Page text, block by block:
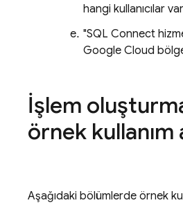
hangi kullanıcılar
"SQL Connect
Google Cloud
İşlem
örnek kullanım
Aşağıdaki bölümlerde örnek